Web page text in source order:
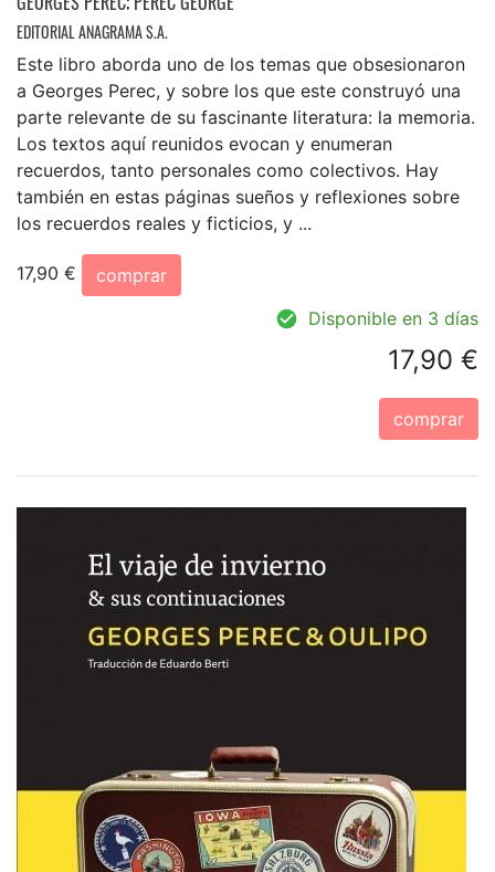
EDITORIAL ANAGRAMA S.A.
Este libro aborda uno de los temas que obsesionaron
a Georges Perec, y sobre los que este construyó una
parte relevante de su fascinante literatura: la memoria.
Los textos aquí reunidos evocan y enumeran
recuerdos, tanto personales como colectivos. Hay
también en estas páginas sueños y reflexiones sobre
los recuerdos reales y ficticios, y ...
17,90 €
comprar
Disponible en 3 días
17,90 €
comprar